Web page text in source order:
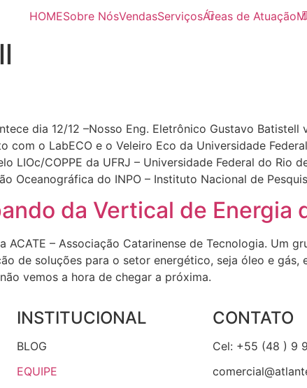
HOMESobre NósVendasServiçosÁreas de Atuação
dia 12/12 –Nosso Eng. Eletrônico Gustavo
com o LabECO e o Veleiro Eco da Universidade
LIOc/COPPE da UFRJ – Universidade Federal do Rio
Oceanográfica do INPO – Instituto Nacional de
da Vertical de Energia
– Associação Catarinense de Tecnologia. Um
de soluções para o setor energético, seja óleo e gás,
vemos a hora de chegar a próxima.
INSTITUCIONAL
BLOG
EQUIPE
CONTATO
Cel: +55 (48 ) 9